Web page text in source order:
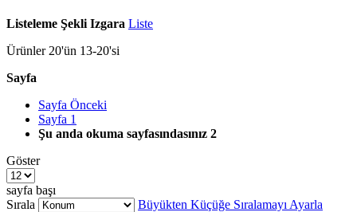
Listeleme Şekli Izgara Liste
Ürünler 20'ün 13-20'si
Sayfa
Sayfa Önceki
Sayfa 1
Şu anda okuma sayfasındasınız 2
Göster
sayfa başı
Sırala
Büyükten Küçüğe Sıralamayı Ayarla